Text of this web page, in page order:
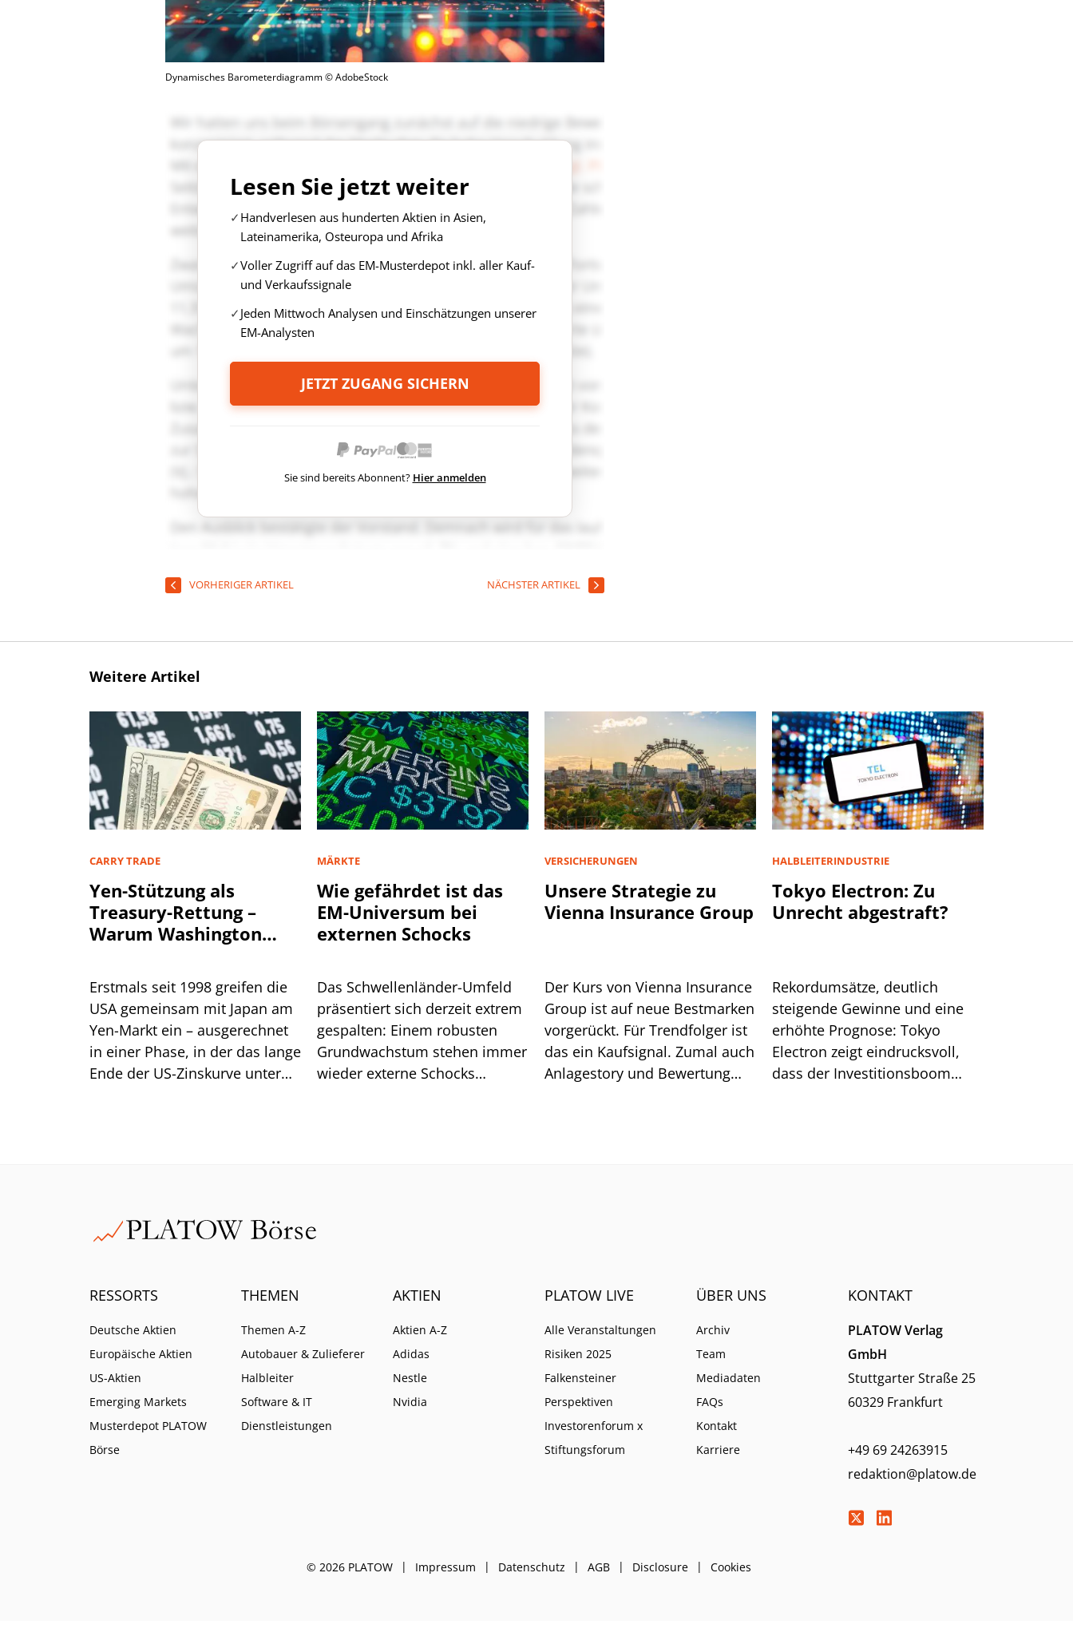
Dynamisches Barometerdiagramm © AdobeStock
Lesen Sie jetzt weiter
Handverlesen aus hunderten Aktien in Asien,
Lateinamerika, Osteuropa und Afrika
Voller Zugriff auf das EM-Musterdepot inkl. aller Kauf-
und Verkaufssignale
Jeden Mittwoch Analysen und Einschätzungen unserer
EM-Analysten
JETZT ZUGANG SICHERN
Sie sind bereits Abonnent? Hier anmelden
VORHERIGER ARTIKEL NÄCHSTER ARTIKEL
Weitere Artikel
CARRY TRADE
Yen-Stützung als
Treasury-Rettung –
Warum Washington
will
Erstmals seit 1998 greifen die
USA gemeinsam mit Japan am
Yen-Markt ein – ausgerechnet
in einer Phase, in der das lange
Ende der US-Zinskurve unter
MÄRKTE
Wie gefährdet ist das
EM-Universum bei
externen Schocks
Das Schwellenländer-Umfeld
präsentiert sich derzeit extrem
gespalten: Einem robusten
Grundwachstum stehen immer
wieder externe Schocks
VERSICHERUNGEN
Unsere Strategie zu
Vienna Insurance Group
Der Kurs von Vienna Insurance
Group ist auf neue Bestmarken
vorgerückt. Für Trendfolger ist
das ein Kaufsignal. Zumal auch
Anlagestory und Bewertung
HALBLEITERINDUSTRIE
Tokyo Electron: Zu
Unrecht abgestraft?
Rekordumsätze, deutlich
steigende Gewinne und eine
erhöhte Prognose: Tokyo
Electron zeigt eindrucksvoll,
dass der Investitionsboom
RESSORTS
Deutsche Aktien
Europäische Aktien
US-Aktien
Emerging Markets
Musterdepot PLATOW
Börse
THEMEN
Themen A-Z
Autobauer & Zulieferer
Halbleiter
Software & IT
Dienstleistungen
AKTIEN
Aktien A-Z
Adidas
Nestle
Nvidia
PLATOW LIVE
Alle Veranstaltungen
Risiken 2025
Falkensteiner
Perspektiven
Investorenforum x
Stiftungsforum
ÜBER UNS
Archiv
Team
Mediadaten
FAQs
Kontakt
Karriere
KONTAKT
PLATOW Verlag
GmbH
Stuttgarter Straße 25
60329 Frankfurt
+49 69 24263915
redaktion@platow.de
© 2026 PLATOW Impressum Datenschutz AGB Disclosure Cookies